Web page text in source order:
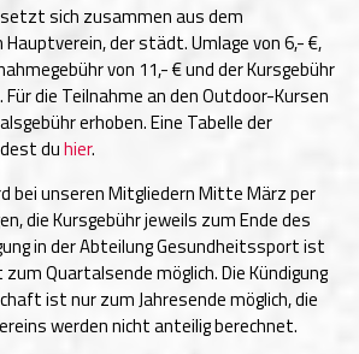
sich zusammen aus dem
der städt. Umlage von 6,- €,
von 11,- € und der Kursgebühr
die Teilnahme an den Outdoor-Kursen
erhoben. Eine Tabelle der
duhier.
bei unseren Mitgliedern Mitte März per
die Kursgebühr jeweils zum Ende des
in der Abteilung Gesundheitssport ist
Quartalsende möglich. Die Kündigung
ist nur zum Jahresende möglich, die
werden nicht anteilig berechnet.